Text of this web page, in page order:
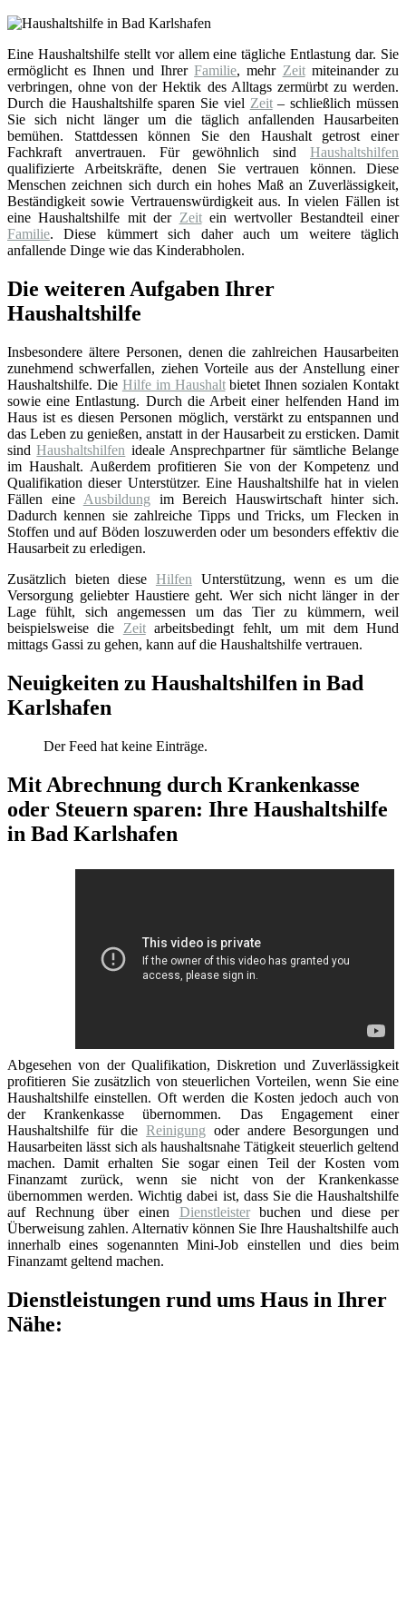
Eine Haushaltshilfe stellt vor allem eine tägliche Entlastung dar. Sie
ermöglicht es Ihnen und IhrerFamilie, mehr Zeitmiteinander zu
verbringen, ohne von der Hektik des Alltags zermürbt zu werden.
Durch die Haushaltshilfe sparen Sie viel Zeit– schließlich müssen
Sie sich nicht länger um die täglich anfallenden Hausarbeiten
bemühen. Stattdessen können Sie den Haushalt getrost einer
Fachkraft anvertrauen. Für gewöhnlich sind Haushaltshilfen
qualifizierte Arbeitskräfte, denen Sie vertrauen können. Diese
Menschen zeichnen sich durch ein hohes Maß an Zuverlässigkeit,
Beständigkeit sowie Vertrauenswürdigkeit aus. In vielen Fällen ist
eine Haushaltshilfe mit der Zeitein wertvoller Bestandteil einer
Familie. Diese kümmert sich daher auch um weitere täglich
anfallende Dinge wie das Kinderabholen.
Die weiteren Aufgaben Ihrer
Haushaltshilfe
Insbesondere ältere Personen, denen die zahlreichen Hausarbeiten
zunehmend schwerfallen, ziehen Vorteile aus der Anstellung einer
Haushaltshilfe. Die Hilfe im Haushaltbietet Ihnen sozialen Kontakt
sowie eine Entlastung. Durch die Arbeit einer helfenden Hand im
Haus ist es diesen Personen möglich, verstärkt zu entspannen und
das Leben zu genießen, anstatt in der Hausarbeit zu ersticken. Damit
sindHaushaltshilfen ideale Ansprechpartner für sämtliche Belange
im Haushalt. Außerdem profitieren Sie von der Kompetenz und
Qualifikation dieser Unterstützer. Eine Haushaltshilfe hat in vielen
Fällen eine Ausbildung im Bereich Hauswirtschaft hinter sich.
Dadurch kennen sie zahlreiche Tipps und Tricks, um Flecken in
Stoffen und auf Böden loszuwerden oder um besonders effektiv die
Hausarbeit zu erledigen.
Zusätzlich bieten diese Hilfen Unterstützung, wenn es um die
Versorgung geliebter Haustiere geht. Wer sich nicht länger in der
Lage fühlt, sich angemessen um das Tier zu kümmern, weil
beispielsweise die Zeitarbeitsbedingt fehlt, um mit dem Hund
mittags Gassi zu gehen, kann auf die Haushaltshilfe vertrauen.
Neuigkeiten zu Haushaltshilfen in Bad
Karlshafen
Der Feed hat keine Einträge.
Mit Abrechnung durch Krankenkasse
oder Steuern sparen: Ihre Haushaltshilfe
in Bad Karlshafen
Abgesehen von der Qualifikation, Diskretion und Zuverlässigkeit
profitieren Sie zusätzlich von steuerlichen Vorteilen, wenn Sie eine
Haushaltshilfe einstellen. Oft werden die Kosten jedoch auch von
der Krankenkasse übernommen. Das Engagement einer
Haushaltshilfe für dieReinigung oder andere Besorgungen und
Hausarbeiten lässt sich als haushaltsnahe Tätigkeit steuerlich geltend
machen. Damit erhalten Sie sogar einen Teil der Kosten vom
Finanzamt zurück, wenn sie nicht von der Krankenkasse
übernommen werden. Wichtig dabei ist, dass Sie die Haushaltshilfe
auf Rechnung über einen Dienstleisterbuchen und diese per
Überweisung zahlen. Alternativ können Sie Ihre Haushaltshilfe auch
innerhalb eines sogenannten Mini-Job einstellen und dies beim
Finanzamt geltend machen.
Dienstleistungen rund ums Haus in Ihrer
Nähe: